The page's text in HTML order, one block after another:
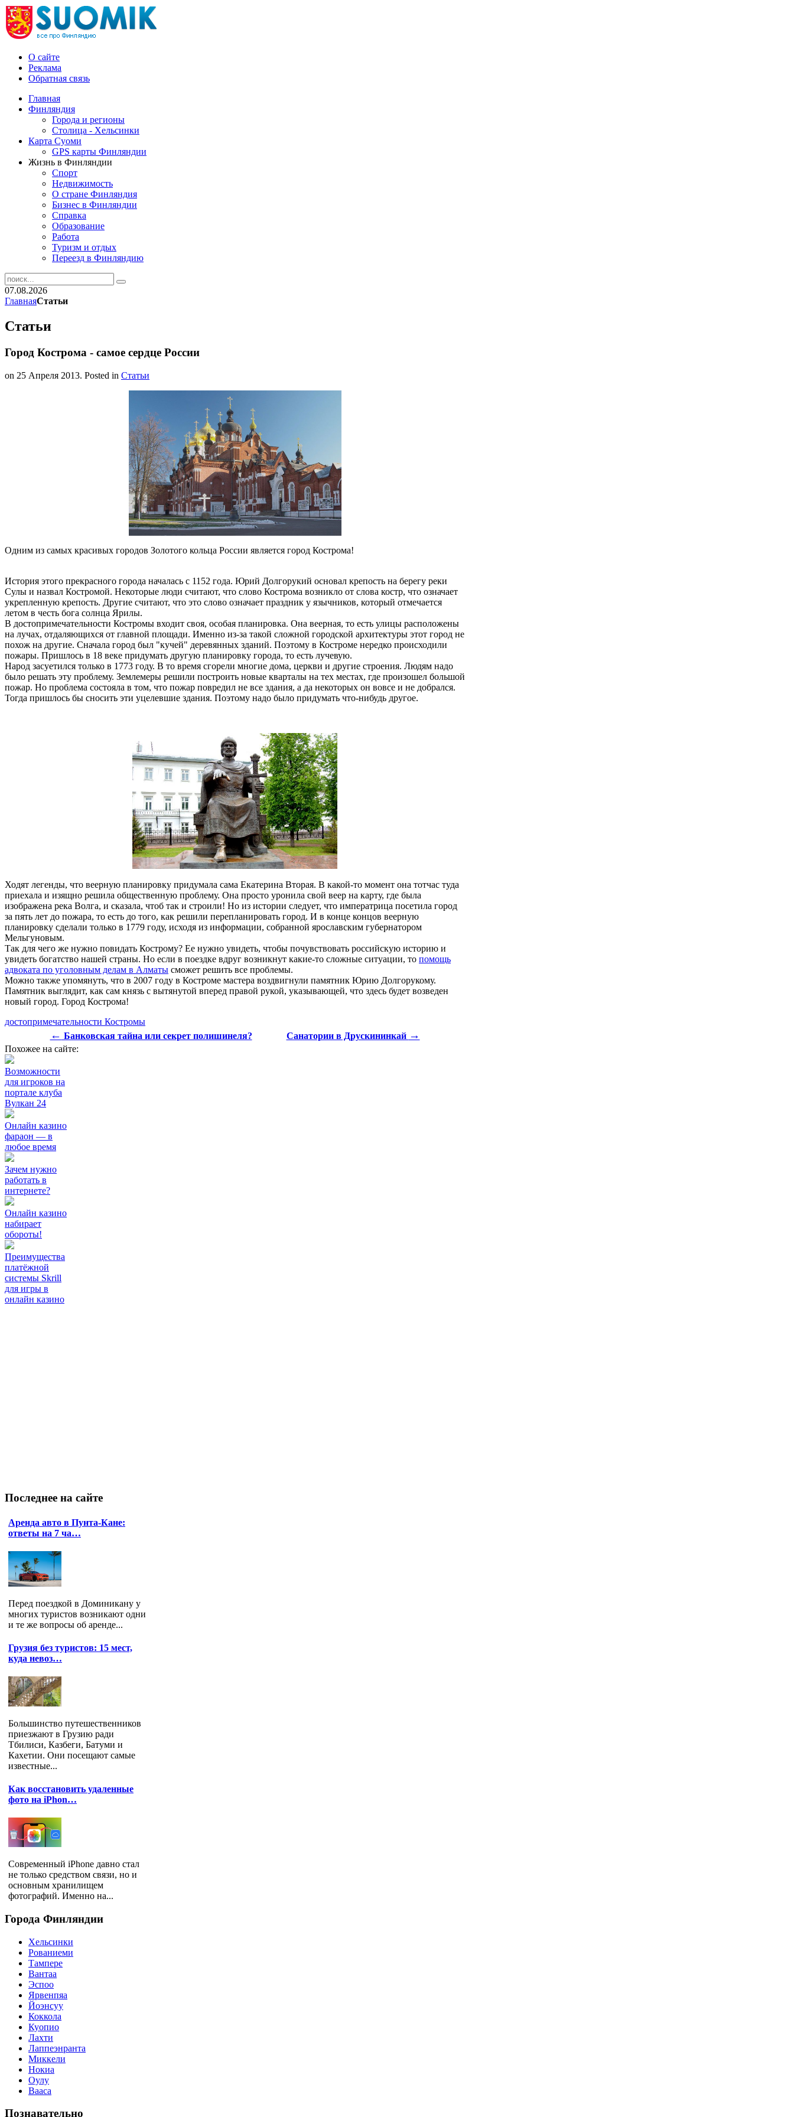
О сайте
Реклама
Обратная связь
Главная
Финляндия
Города и регионы
Столица - Хельсинки
Карта Суоми
GPS карты Финляндии
Жизнь в Финляндии
Спорт
Недвижимость
О стране Финляндия
Бизнес в Финляндии
Справка
Образование
Работа
Туризм и отдых
Переезд в Финляндию
07.08.2026
ГлавнаяСтатьи
Статьи
Город Кострома - самое сердце России
on 25 Апреля 2013. Posted in Статьи
Одним из самых красивых городов Золотого кольца России является город Кострома!
История этого прекрасного города началась с 1152 года. Юрий Долгорукий основал крепость на берегу реки
Сулы и назвал Костромой. Некоторые люди считают, что слово Кострома возникло от слова костр, что означает
укрепленную крепость. Другие считают, что это слово означает праздник у язычников, который отмечается
летом в честь бога солнца Ярилы.
В достопримечательности Костромы входит своя, особая планировка. Она веерная, то есть улицы расположены
на лучах, отдаляющихся от главной площади. Именно из-за такой сложной городской архитектуры этот город не
похож на другие. Сначала город был "кучей" деревянных зданий. Поэтому в Костроме нередко происходили
пожары. Пришлось в 18 веке придумать другую планировку города, то есть лучевую.
Народ засуетился только в 1773 году. В то время сгорели многие дома, церкви и другие строения. Людям надо
было решать эту проблему. Землемеры решили построить новые кварталы на тех местах, где произошел большой
пожар. Но проблема состояла в том, что пожар повредил не все здания, а да некоторых он вовсе и не добрался.
Тогда пришлось бы сносить эти уцелевшие здания. Поэтому надо было придумать что-нибудь другое.
Ходят легенды, что веерную планировку придумала сама Екатерина Вторая. В какой-то момент она тотчас туда
приехала и изящно решила общественную проблему. Она просто уронила свой веер на карту, где была
изображена река Волга, и сказала, чтоб так и строили! Но из истории следует, что императрица посетила город
за пять лет до пожара, то есть до того, как решили перепланировать город. И в конце концов веерную
планировку сделали только в 1779 году, исходя из информации, собранной ярославским губернатором
Мельгуновым.
Так для чего же нужно повидать Кострому? Ее нужно увидеть, чтобы почувствовать российскую историю и
увидеть богатство нашей страны. Но если в поездке вдруг возникнут какие-то сложные ситуации, то помощь
адвоката по уголовным делам в Алматы сможет решить все проблемы.
Можно также упомянуть, что в 2007 году в Костроме мастера воздвигнули памятник Юрию Долгорукому.
Памятник выглядит, как сам князь с вытянутой вперед правой рукой, указывающей, что здесь будет возведен
новый город. Город Кострома!
достопримечательности Костромы
← Банковская тайна или секрет полишинеля? Санатории в Друскининкай →
Похожее на сайте:
Возможности
для игроков на
портале клуба
Вулкан 24
Онлайн казино
фараон — в
любое время
Зачем нужно
работать в
интернете?
Онлайн казино
набирает
обороты!
Преимущества
платёжной
системы Skrill
для игры в
онлайн казино
Последнее на сайте
Аренда авто в Пунта-Кане:
ответы на 7 ча…
Перед поездкой в Доминикану у
многих туристов возникают одни
и те же вопросы об аренде...
Грузия без туристов: 15 мест,
куда невоз…
Большинство путешественников
приезжают в Грузию ради
Тбилиси, Казбеги, Батуми и
Кахетии. Они посещают самые
известные...
Как восстановить удаленные
фото на iPhon…
Современный iPhone давно стал
не только средством связи, но и
основным хранилищем
фотографий. Именно на...
Города Финляндии
Хельсинки
Рованиеми
Тампере
Вантаа
Эспоо
Ярвенпяа
Йоэнсуу
Коккола
Куопио
Лахти
Лаппеэнранта
Миккели
Нокиа
Оулу
Вааса
Познавательно